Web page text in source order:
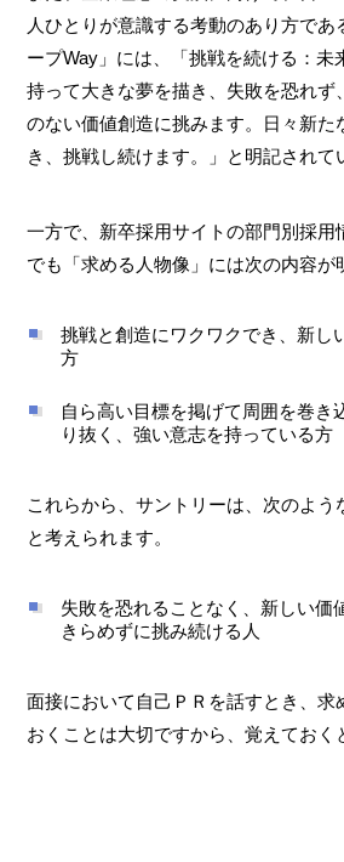
人ひとりが意識する考動のあり方であ
ープWay」には、「挑戦を続ける：未
持って大きな夢を描き、失敗を恐れず
のない価値創造に挑みます。日々新た
き、挑戦し続けます。」と明記されて
一方で、新卒採用サイトの部門別採用
でも「求める人物像」には次の内容が
挑戦と創造にワクワクでき、新し
方
自ら高い目標を掲げて周囲を巻き
り抜く、強い意志を持っている方
これらから、サントリーは、次のよう
と考えられます。
失敗を恐れることなく、新しい価
きらめずに挑み続ける人
面接において自己ＰＲを話すとき、求
おくことは大切ですから、覚えておく